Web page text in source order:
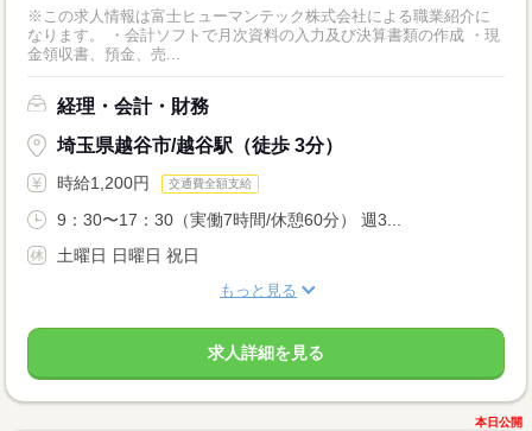
※この求人情報は富士ヒューマンテック株式会社による職業紹介に
なります。 ・会計ソフトで月次資料の入力及び決算書類の作成 ・現
金領収書、預金、売...
経理・会計・財務
埼玉県越谷市/越谷駅（徒歩 3分）
時給1,200円 交通費全額支給
9：30〜17：30（実働7時間/休憩60分） 週3...
土曜日 日曜日 祝日
もっと見る
求人詳細を見る
本日公開